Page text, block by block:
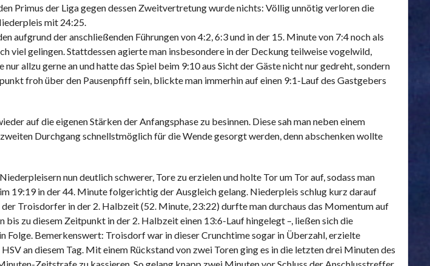
Primus der Liga gegen dessen Zweitvertretung wurde nichts: Völlig unnötig verloren die
mit 24:25.
aufgrund der anschließenden Führungen von 4:2, 6:3 und in der 15. Minute von 7:4 noch als
gelingen. Stattdessen agierte man insbesondere in der Deckung teilweise vogelwild,
allzu gerne an und hatte das Spiel beim 9:10 aus Sicht der Gäste nicht nur gedreht, sondern
froh über den Pausenpfiff sein, blickte man immerhin auf einen 9:1-Lauf des Gastgebers
auf die eigenen Stärken der Anfangsphase zu besinnen. Diese sah man neben einem
Durchgang schnellstmöglich für die Wende gesorgt werden, denn abschenken wollte
nun deutlich schwerer, Tore zu erzielen und holte Tor um Tor auf, sodass man
19:19 in der 44. Minute folgerichtig der Ausgleich gelang. Niederpleis schlug kurz darauf
Troisdorfer in der 2. Halbzeit (52. Minute, 23:22) durfte man durchaus das Momentum auf
zu diesem Zeitpunkt in der 2. Halbzeit einen 13:6-Lauf hingelegt –, ließen sich die
Folge. Bemerkenswert: Troisdorf war in dieser Crunchtime sogar in Überzahl, erzielte
an diesem Tag. Mit einem Rückstand von zwei Toren ging es in die letzten drei Minuten des